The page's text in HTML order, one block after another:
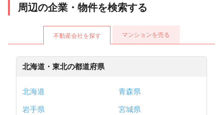
周辺の企業・物件を検索する
不動産会社を探す マンションを売る
北海道・東北の都道府県
北海道
青森県
岩手県
宮城県